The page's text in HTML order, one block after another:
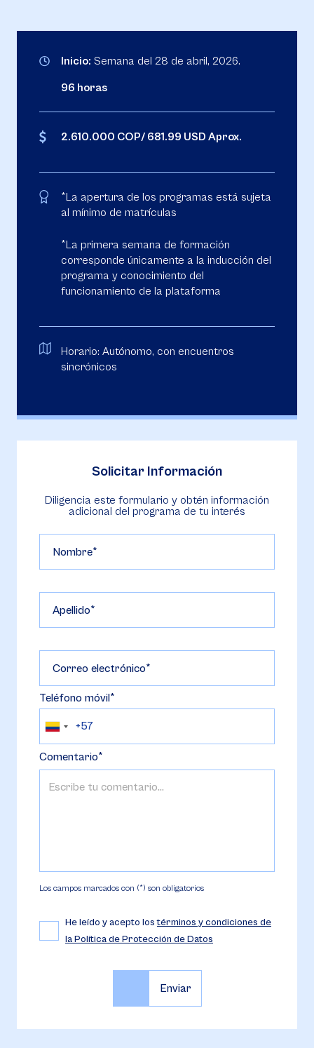
Inicio: Semana del 28 de abril, 2026.
96 horas
2.610.000 COP/ 681.99 USD Aprox.
*La apertura de los programas está sujeta
al mínimo de matrículas
*La primera semana de formación
corresponde únicamente a la inducción del
programa y conocimiento del
funcionamiento de la plataforma
Horario: Autónomo, con encuentros
sincrónicos
Solicitar Información
Diligencia este formulario y obtén información
adicional del programa de tu interés
Nombre
Apellido
Correo electrónico
Teléfono móvil
Comentario
Los campos marcados con (*) son obligatorios
He leído y acepto lostérminos y condiciones de
la Política de Protección de Datos